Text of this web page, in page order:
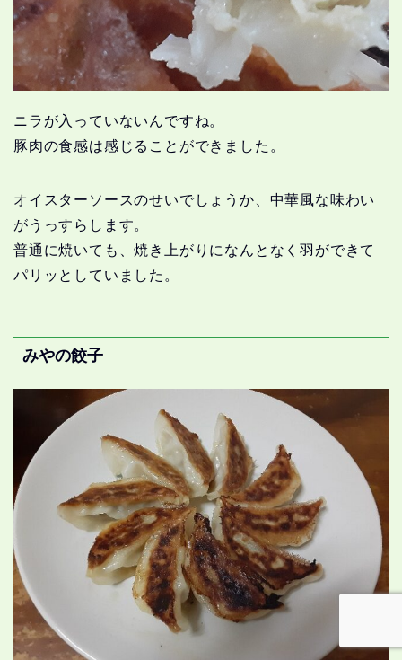
ニラが入っていないんですね。
豚肉の食感は感じることができました。
オイスターソースのせいでしょうか、中華風な味わい
がうっすらします。
普通に焼いても、焼き上がりになんとなく羽ができて
パリッとしていました。
みやの餃子